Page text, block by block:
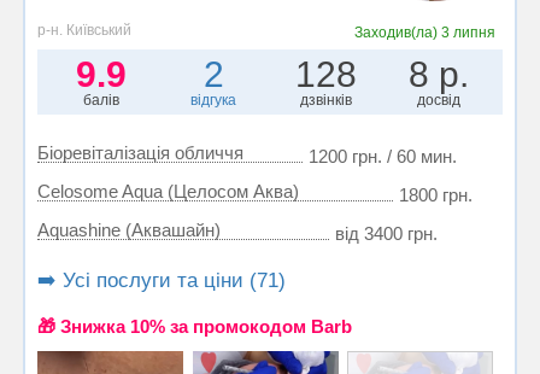
р-н. Київський Заходив(ла)3 липня
9.9
балів
2
відгука
128
дзвінків
8 р.
досвід
Біоревіталізація обличчя
1200 грн. / 60 мин.
Celosome Aqua (Целосом Аква)
1800 грн.
Aquashine (Аквашайн)
від 3400 грн.
➡️ Усі послуги та ціни (71)
🎁 Знижка 10% за промокодом Barb